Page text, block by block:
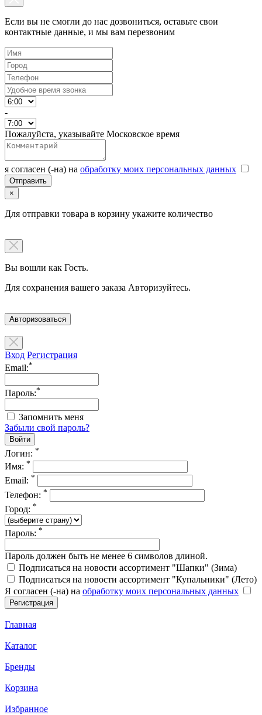
Если вы не смогли до нас дозвониться, оставьте свои
контактные данные, и мы вам перезвоним
-
Пожалуйста, указывайте Московское время
я согласен (-на) на обработку моих персональных данных
×
Для отправки товара в корзину укажите количество
Вы вошли как Гость.
Для сохранения вашего заказа Авторизуйтесь.
Авторизоваться
Вход Регистрация
Email:*
Пароль:*
Запомнить меня
Забыли свой пароль?
Логин: *
Имя: *
Email: *
Телефон: *
Город: *
Пароль: *
Пароль должен быть не менее 6 символов длиной.
Подписаться на новости ассортимент "Шапки" (Зима)
Подписаться на новости ассортимент "Купальники" (Лето)
Я согласен (-на) на обработку моих персональных данных
Главная
Каталог
Бренды
Корзина
Избранное